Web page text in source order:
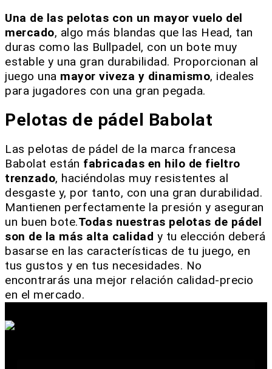
Una de las pelotas con un mayor vuelo del
mercado, algo más blandas que las Head, tan
duras como las Bullpadel, con un bote muy
estable y una gran durabilidad. Proporcionan al
juego una mayor viveza y dinamismo, ideales
para jugadores con una gran pegada.
Pelotas de pádel Babolat
Las pelotas de pádel de la marca francesa
Babolat están fabricadas en hilo de fieltro
trenzado, haciéndolas muy resistentes al
desgaste y, por tanto, con una gran durabilidad.
Mantienen perfectamente la presión y aseguran
un buen bote.Todas nuestras pelotas de pádel
son de la más alta calidad y tu elección deberá
basarse en las características de tu juego, en
tus gustos y en tus necesidades. No
encontrarás una mejor relación calidad-precio
en el mercado.